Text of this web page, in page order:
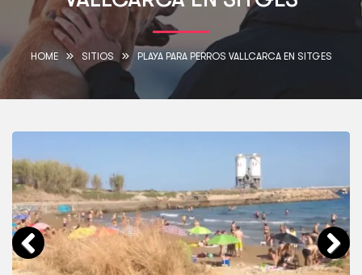
HOME SITIOS PLAYA PARA PERROS VALLCARCA EN SITGES